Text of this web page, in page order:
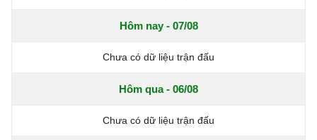
Hôm nay - 07/08
Chưa có dữ liệu trận đấu
Hôm qua - 06/08
Chưa có dữ liệu trận đấu